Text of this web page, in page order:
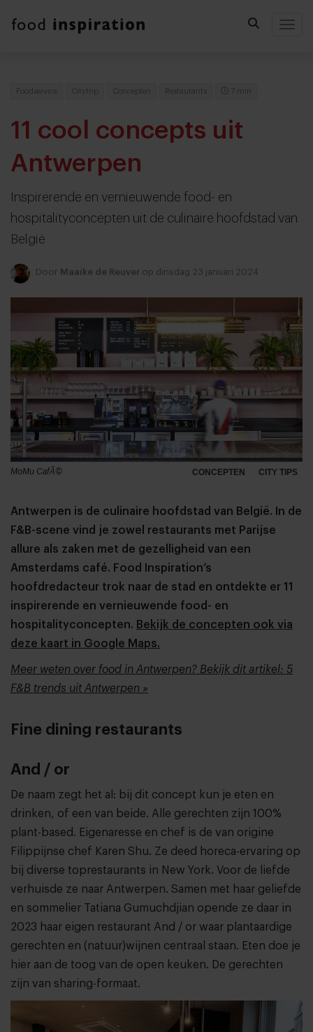
Foodservice Citytrip Concepten Restaurants 7 min
11 cool concepts uit
Antwerpen
Inspirerende en vernieuwende food- en
hospitalityconcepten uit de culinaire hoofdstad van
België
Door Maaike de Reuver op dinsdag 23 januari 2024
CONCEPTEN CITY TIPS
MoMu CafÃ©
Antwerpen is de culinaire hoofdstad van België. In de
F&B-scene vind je zowel restaurants met Parijse
allure als zaken met de gezelligheid van een
Amsterdams café. Food Inspiration’s
hoofdredacteur trok naar de stad en ontdekte er 11
inspirerende en vernieuwende food- en
hospitalityconcepten. Bekijk de concepten ook via
deze kaart in Google Maps.
Meer weten over food in Antwerpen? Bekijk dit artikel: 5
F&B trends uit Antwerpen »
Fine dining restaurants
And / or
De naam zegt het al: bij dit concept kun je eten en
drinken, of een van beide. Alle gerechten zijn 100%
plant-based. Eigenaresse en chef is de van origine
Filippijnse chef Karen Shu. Ze deed horeca-ervaring op
bij diverse toprestaurants in New York. Voor de liefde
verhuisde ze naar Antwerpen. Samen met haar geliefde
en sommelier Tatiana Gumuchdjian opende ze daar in
2023 haar eigen restaurant And / or waar plantaardige
gerechten en (natuur)wijnen centraal staan. Eten doe je
hier aan de toog van de open keuken. De gerechten
zijn van sharing-formaat.